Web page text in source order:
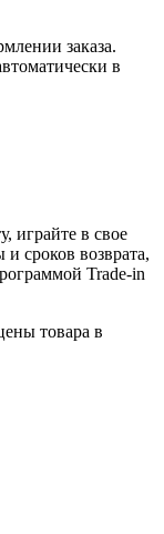
заказа.
в
играйте в свое
и сроков возврата,
Trade-in
товара в